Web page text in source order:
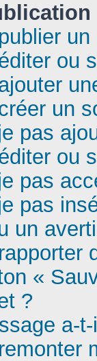
ou
un
pas
ou
pas
pas
un
«
?
a-